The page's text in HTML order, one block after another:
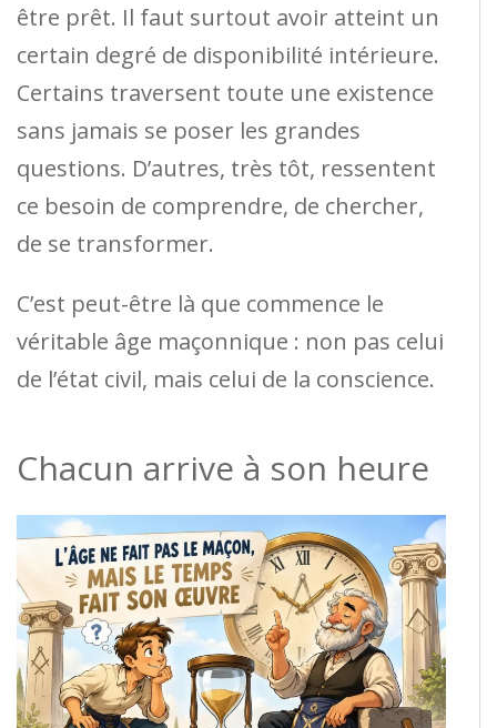
être prêt. Il faut surtout avoir atteint un
certain degré de disponibilité intérieure.
Certains traversent toute une existence
sans jamais se poser les grandes
questions. D’autres, très tôt, ressentent
ce besoin de comprendre, de chercher,
de se transformer.
C’est peut-être là que commence le
véritable âge maçonnique : non pas celui
de l’état civil, mais celui de la conscience.
Chacun arrive à son heure